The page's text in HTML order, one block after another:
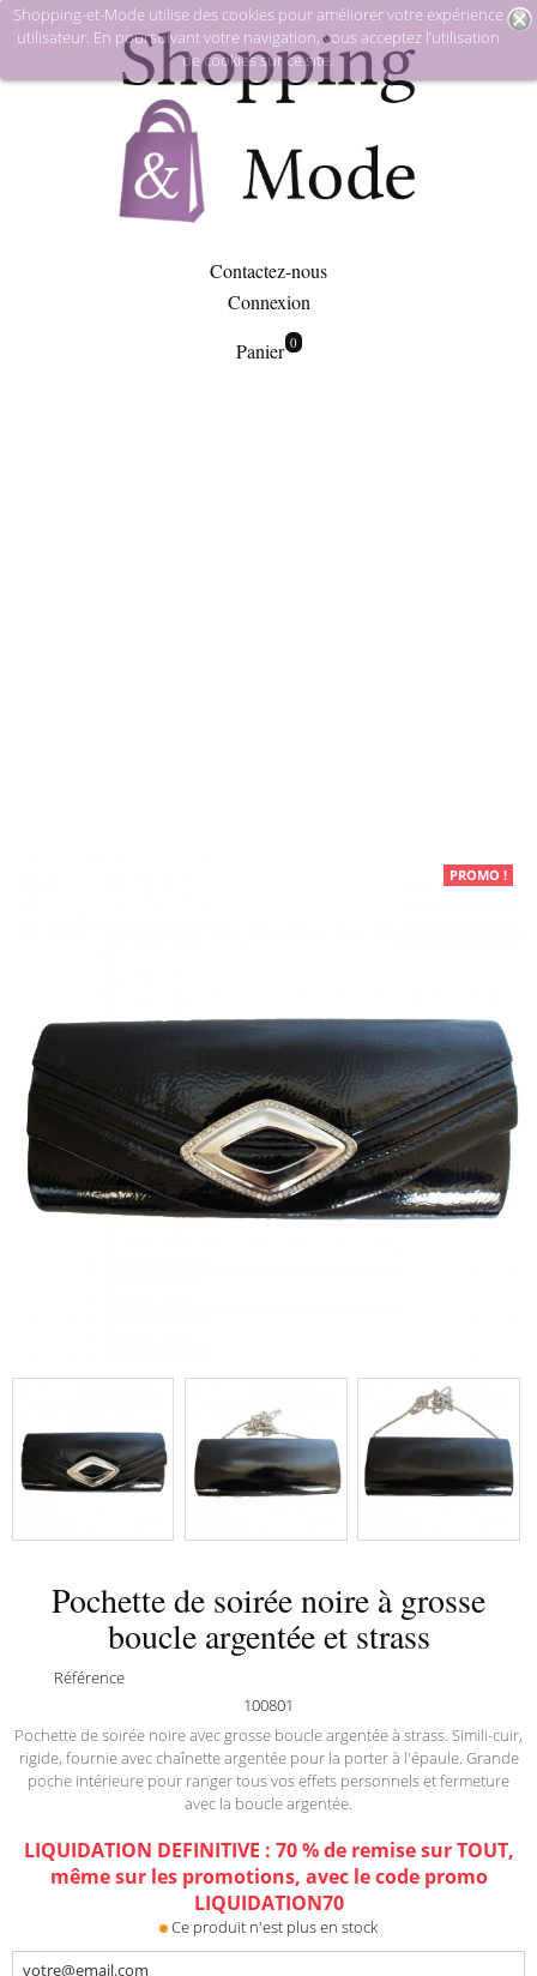
Contactez-nous
Connexion
Panier 0
Shopping-et-Mode utilise des cookies pour améliorer votre expérience
utilisateur. En poursuivant votre navigation, vous acceptez l’utilisation
de cookies sur ce site.
MaroquineriePROMO !
Pochette de soirée noire à grosse
boucle argentée et strass
Référence
100801
Pochette de soirée noire avec grosse boucle argentée à strass. Simili-cuir,
rigide, fournie avec chaînette argentée pour la porter à l'épaule. Grande
poche intérieure pour ranger tous vos effets personnels et fermeture
avec la boucle argentée.
LIQUIDATION DEFINITIVE : 70 % de remise sur TOUT,
même sur les promotions, avec le code promo
LIQUIDATION70
Ce produit n'est plus en stock